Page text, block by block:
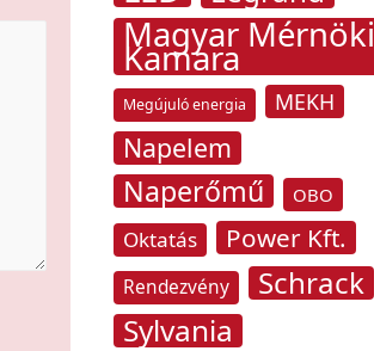
Magyar Mérnöki
Kamara
Megújuló energia MEKH
Napelem
Naperőmű OBO
Oktatás Power Kft.
Rendezvény
Schrack
Sylvania